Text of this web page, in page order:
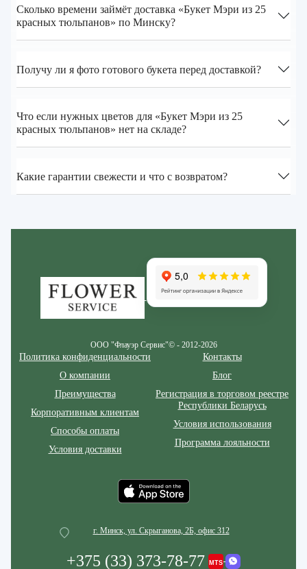
Сколько времени займёт доставка «Букет Мэри из 25
красных тюльпанов» по Минску?
Получу ли я фото готового букета перед доставкой?
Что если нужных цветов для «Букет Мэри из 25
красных тюльпанов» нет на складе?
Какие гарантии свежести и что с возвратом?
ООО "Флауэр Сервис"© - 2012-2026
Политика конфиденциальности
О компании
Преимущества
Корпоративным клиентам
Способы оплаты
Условия доставки
Контакты
Блог
Регистрация в торговом реестре
Республики Беларусь
Условия использования
Программа лояльности
г. Минск, ул. Скрыганова, 2Б, офис 312
+375 (33) 373-78-77